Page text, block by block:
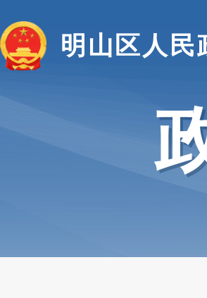
明山区人民